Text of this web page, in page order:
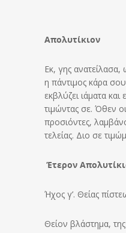
Απολυτίκιον
Εκ, γης
η πάντιμος κάρα
εκβλύζει ιάματα
τιμώντας σε. Όθεν
προσιόντες,
τελείας. Διο σε
Έτερον
Ήχος γ’. Θείας
Θείον βλάστημα,